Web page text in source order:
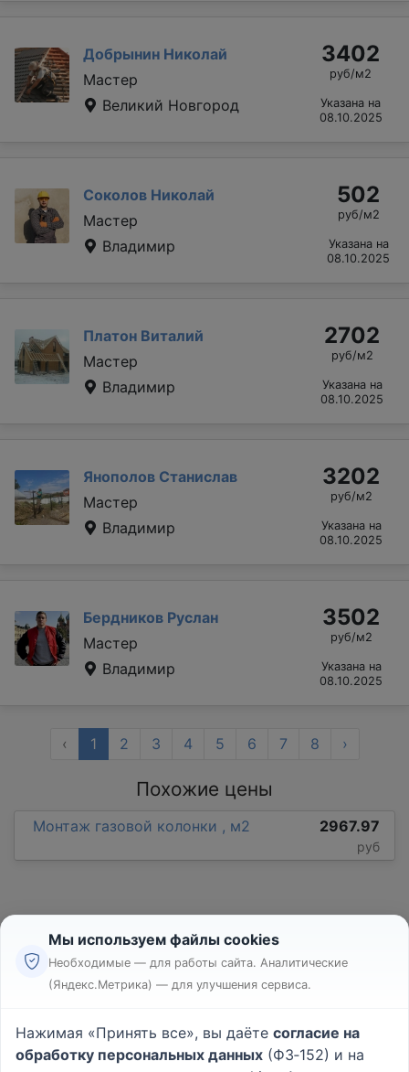
Добрынин Николай
Мастер
Великий Новгород
3402
руб/м2
Указана на
08.10.2025
Соколов Николай
Мастер
Владимир
502
руб/м2
Указана на
08.10.2025
Платон Виталий
Мастер
Владимир
2702
руб/м2
Указана на
08.10.2025
Янополов Станислав
Мастер
Владимир
3202
руб/м2
Указана на
08.10.2025
Бердников Руслан
Мастер
Владимир
3502
руб/м2
Указана на
08.10.2025
‹ 1 2 3 4 5 6 7 8 ›
Похожие цены
Монтаж газовой колонки , м2 2967.97
руб
Реклама
Пользовательское соглашение
Политика конфиденциальности
Мы используем файлы cookies
Необходимые — для работы сайта. Аналитические
(Яндекс.Метрика) — для улучшения сервиса.
Нажимая «Принять все», вы даёте согласие на
обработку персональных данных (ФЗ‑152) и на